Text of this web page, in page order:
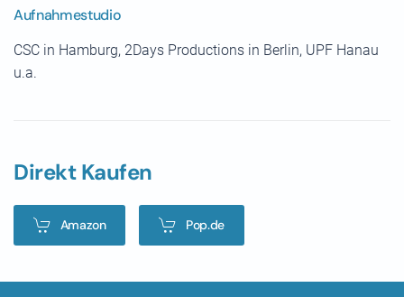
Aufnahmestudio
CSC in Hamburg, 2Days Productions in Berlin, UPF Hanau
u.a.
Direkt Kaufen
Amazon Pop.de